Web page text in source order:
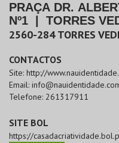
PRAÇA DR.
Nº1
TORRES
2560-284 TORRES
CONTACTOS
Site: http://
Email:
Telefone: 261317911
SITE BOL
https://